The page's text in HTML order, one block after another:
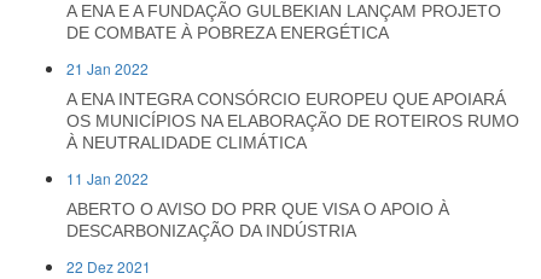
A ENA E A FUNDAÇÃO GULBEKIAN LANÇAM PROJETO
DE COMBATE À POBREZA ENERGÉTICA
21 Jan 2022
A ENA INTEGRA CONSÓRCIO EUROPEU QUE APOIARÁ
OS MUNICÍPIOS NA ELABORAÇÃO DE ROTEIROS RUMO
À NEUTRALIDADE CLIMÁTICA
11 Jan 2022
ABERTO O AVISO DO PRR QUE VISA O APOIO À
DESCARBONIZAÇÃO DA INDÚSTRIA
22 Dez 2021